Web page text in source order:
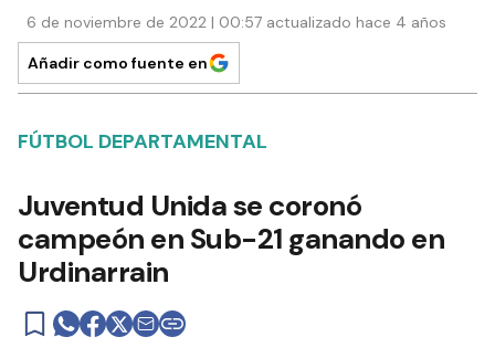
6 de noviembre de 2022 | 00:57 actualizado hace 4 años
Añadir como fuente en
FÚTBOL DEPARTAMENTAL
Juventud Unida se coronó
campeón en Sub-21 ganando en
Urdinarrain